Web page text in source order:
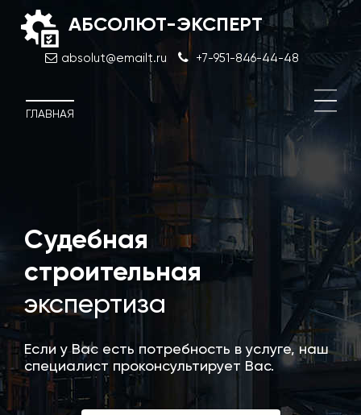
АБСОЛЮТ-ЭКСПЕРТ
absolut@emailt.ru +7-951-846-44-48
ГЛАВНАЯ
Судебная
строительная
экспертиза
Если у Вас есть потребность в услуге, наш
специалист проконсультирует Вас.